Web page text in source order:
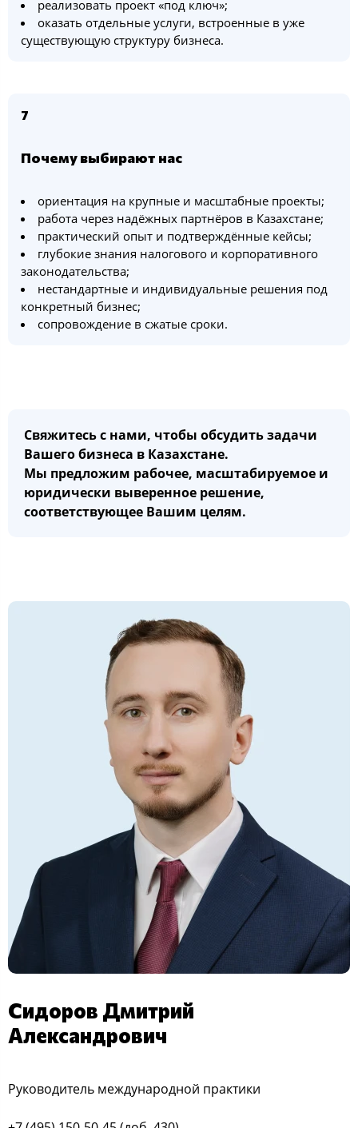
реализовать проект «под ключ»;
оказать отдельные услуги, встроенные в уже
существующую структуру бизнеса.
7
Почему выбирают нас
ориентация на крупные и масштабные проекты;
работа через надёжных партнёров в Казахстане;
практический опыт и подтверждённые кейсы;
глубокие знания налогового и корпоративного
законодательства;
нестандартные и индивидуальные решения под
конкретный бизнес;
сопровождение в сжатые сроки.
Свяжитесь с нами, чтобы обсудить задачи
Вашего бизнеса в Казахстане.
Мы предложим рабочее, масштабируемое и
юридически выверенное решение,
соответствующее Вашим целям.
Сидоров Дмитрий
Александрович
Руководитель международной практики